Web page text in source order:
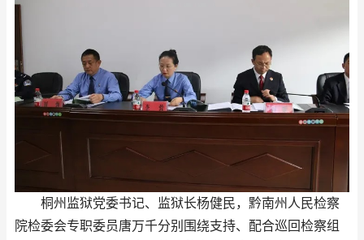
桐州监狱党委书记、监狱长杨健民，黔南州人民检察
院检委会专职委员唐万千分别围绕支持、配合巡回检察组